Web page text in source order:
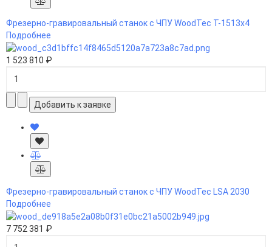
Фрезерно-гравировальный станок с ЧПУ WoodTec T-1513х4
Подробнее
1 523 810 ₽
Фрезерно-гравировальный станок с ЧПУ WoodTec LSA 2030
Подробнее
7 752 381 ₽